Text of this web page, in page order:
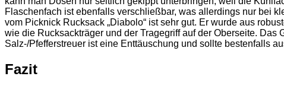
Flaschenfach ist ebenfalls verschließbar, was allerdings nur bei
vom Picknick Rucksack „Diabolo“ ist sehr gut. Er wurde aus
wie die Rucksackträger und der Tragegriff auf der Oberseite.
Salz-/Pfefferstreuer ist eine Enttäuschung und sollte bestenfalls
Fazit